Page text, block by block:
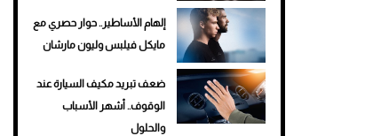
إلهام الأساطير.. حوار حصري مع
مايكل فيلبس وليون مارشان
ضعف تبريد مكيف السيارة عند
الوقوف.. أشهر الأسباب
والحلول